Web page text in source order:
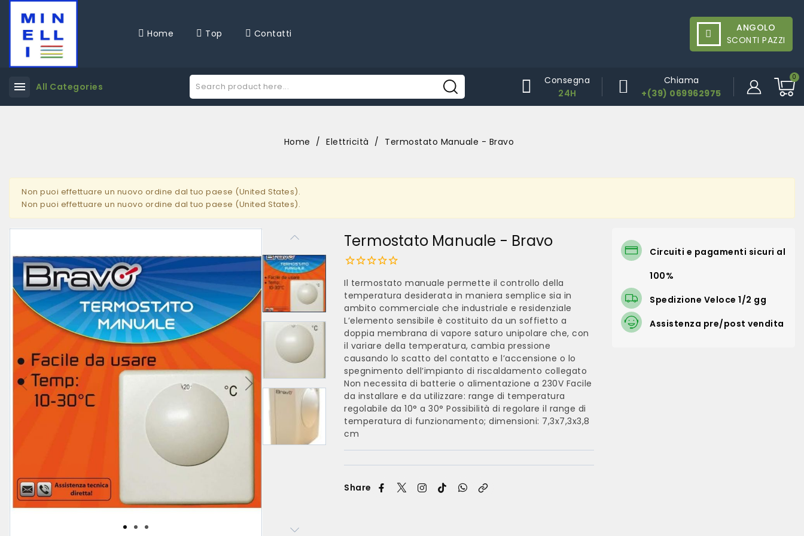
Home Top Contatti
ANGOLO
SCONTI PAZZI
menu All Categories
Consegna
24H
Chiama
+(39) 069962975
Home Elettricità Termostato Manuale - Bravo
Non puoi effettuare un nuovo ordine dal tuo paese (United States).
Non puoi effettuare un nuovo ordine dal tuo paese (United States).
Termostato Manuale - Bravo
Il termostato manuale permette il controllo della
temperatura desiderata in maniera semplice sia in
ambito commerciale che industriale e residenziale
L’elemento sensibile è costituito da un soffietto a
doppia membrana di vapore saturo unipolare che, con
il variare della temperatura, cambia pressione
causando lo scatto del contatto e l’accensione o lo
spegnimento dell’impianto di riscaldamento collegato
Non necessita di batterie o alimentazione a 230V Facile
da installare e da utilizzare: range di temperatura
regolabile da 10° a 30° Possibilità di regolare il range di
temperatura di funzionamento; dimensioni: 7,3x7,3x3,8
cm
Share
Circuiti e pagamenti sicuri al
100%
Spedizione Veloce 1/2 gg
Assistenza pre/post vendita